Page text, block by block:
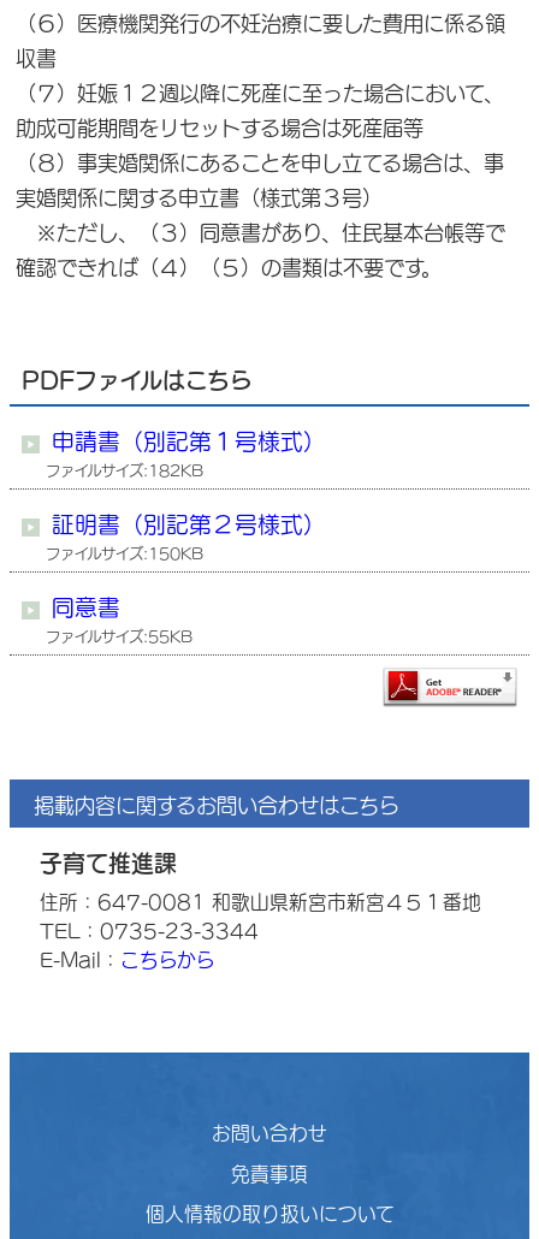
（６）医療機関発行の不妊治療に要した費用に係る領
収書
（７）妊娠１２週以降に死産に至った場合において、
助成可能期間をリセットする場合は死産届等
（８）事実婚関係にあることを申し立てる場合は、事
実婚関係に関する申立書（様式第３号）
※ただし、（３）同意書があり、住民基本台帳等で
確認できれば（４）（５）の書類は不要です。
PDFファイルはこちら
申請書（別記第１号様式）
ファイルサイズ:182KB
証明書（別記第２号様式）
ファイルサイズ:150KB
同意書
ファイルサイズ:55KB
掲載内容に関するお問い合わせはこちら
子育て推進課
住所：647-0081 和歌山県新宮市新宮４５１番地
TEL：0735-23-3344
E-Mail： こちらから
お問い合わせ
免責事項
個人情報の取り扱いについて